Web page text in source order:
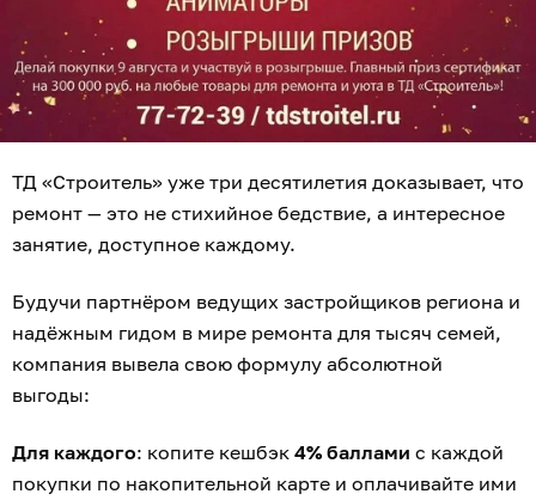
ТД «Строитель» уже три десятилетия доказывает, что
ремонт — это не стихийное бедствие, а интересное
занятие, доступное каждому.
Будучи партнёром ведущих застройщиков региона и
надёжным гидом в мире ремонта для тысяч семей,
компания вывела свою формулу абсолютной
выгоды:
Для каждого: копите кешбэк 4% баллами с каждой
покупки по накопительной карте и оплачивайте ими